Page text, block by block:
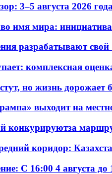
3–5 августа 2026 года
имя мира:
разрабатывают свой
комплексная
но жизнь дорожает
выходит на
конкурируютза
коридор:
С 16:00 4 августа до